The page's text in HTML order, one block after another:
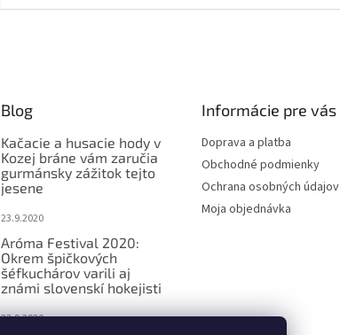
Blog
Kačacie a husacie hody v
Kozej bráne vám zaručia
gurmánsky zážitok tejto
jesene
23.9.2020
Aróma Festival 2020:
Okrem špičkových
šéfkuchárov varili aj
známi slovenskí hokejisti
23.9.2020
Informácie pre vás
Doprava a platba
Obchodné podmienky
Ochrana osobných údajov
Moja objednávka